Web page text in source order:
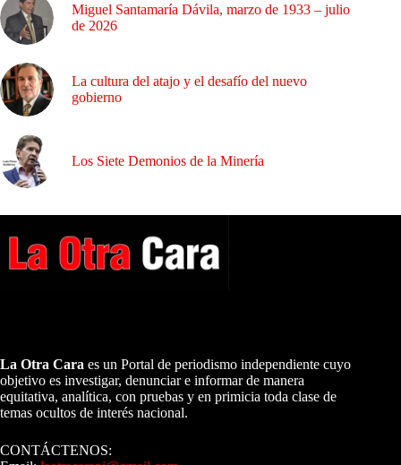
Miguel Santamaría Dávila, marzo de 1933 – julio
de 2026
La cultura del atajo y el desafío del nuevo
gobierno
Los Siete Demonios de la Minería
La Otra Cara es un Portal de periodismo independiente cuyo
objetivo es investigar, denunciar e informar de manera
equitativa, analítica, con pruebas y en primicia toda clase de
temas ocultos de interés nacional.
CONTÁCTENOS: